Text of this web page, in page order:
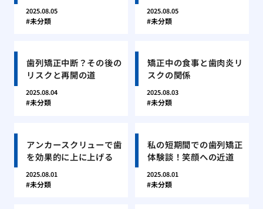
2025.08.05
未分類
2025.08.05
未分類
歯列矯正中断？その後の
リスクと再開の道
2025.08.04
未分類
矯正中の食事と歯肉炎リ
スクの関係
2025.08.03
未分類
アンカースクリューで歯
を効果的に上に上げる
2025.08.01
未分類
私の短期間での歯列矯正
体験談！笑顔への近道
2025.08.01
未分類